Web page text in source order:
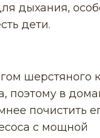
дыхания,
дети.
шерстяного
поэтому в
почистить
с мощной